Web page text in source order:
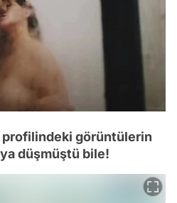
profilindeki görüntülerin
düşmüştü bile!